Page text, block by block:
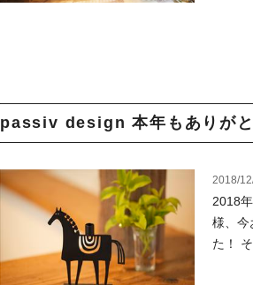
passiv design 本年もありが
2018/
2018
様、今
た！